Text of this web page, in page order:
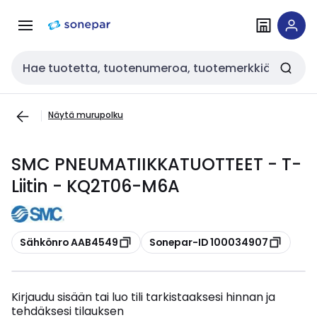
navigointiinsisältöön
Haku
Näytä murupolku
SMC PNEUMATIIKKATUOTTEET - T-
Liitin - KQ2T06-M6A
Kopioi
Sähkönro AAB4549 Kopioi
Sonepar-ID 100034907
Kirjaudu sisään tai luo tili tarkistaaksesi hinnan ja
tehdäksesi tilauksen